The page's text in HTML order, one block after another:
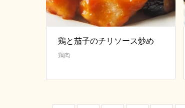
鶏と茄子のチリソース炒め
鶏肉